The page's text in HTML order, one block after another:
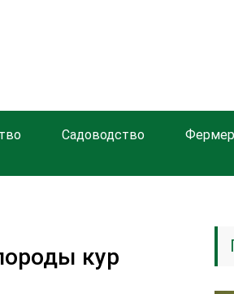
Садоводство
кур